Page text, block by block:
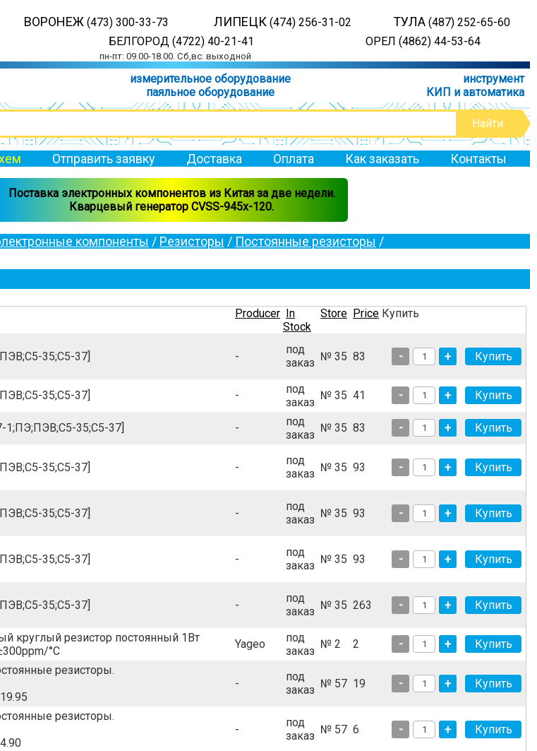
ВОРОНЕЖ (473) 300-33-73 ЛИПЕЦК (474) 256-31-02 ТУЛА (487) 252-65-60
БЕЛГОРОД (4722) 40-21-41 ОРЕЛ (4862) 44-53-64
пн-пт: 09.00-18.00. Сб,вс: выходной
измерительное оборудование
инструмент
паяльное оборудование КИП и автоматика
Отправить заявку Доставка Оплата Как заказать Контакты
Поставка электронных компонентов из Китая за две недели.
Кварцевый генератор CVSS-945x-120.
компоненты / Резисторы / Постоянные резисторы /
Producer In
Stock
Store Price Купить
35;С5-37] -
под
заказ № 35 83 - +
35;С5-37] -
под
заказ
№ 35 41 -
+
1;ПЭ;ПЭВ;С5-35;С5-37] -
под
заказ
№ 35 83 -
+
35;С5-37] -
под
заказ № 35 93 - +
35;С5-37] -
под
заказ № 35 93 - +
35;С5-37] -
под
заказ № 35 93 - +
35;С5-37] -
под
заказ № 35 263 - +
круглый резистор постоянный 1Вт
°C
Yageo
под
заказ
№ 2 2 - +
резисторы.
-
под
заказ № 57 19 - +
резисторы.
-
под
заказ № 57 6 - +